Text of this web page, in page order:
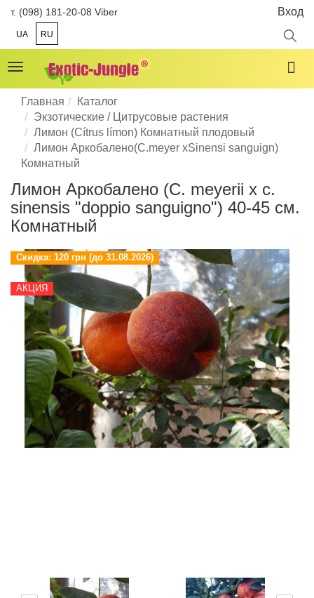
т. (098) 181-20-08 Viber
UA RU
Вход
Toggle
navigation
Главная
Каталог
Экзотические / Цитрусовые растения
Лимон (Cítrus límon) Комнатный плодовый
Лимон Аркобалено(C.meyer xSinensi sanguign)
Комнатный
Лимон Аркобалено (C. meyerii x c.
sinensis "doppio sanguigno") 40-45 см.
Комнатный
АКЦИЯ
Скидка: 120 грн (до 31.08.2026)